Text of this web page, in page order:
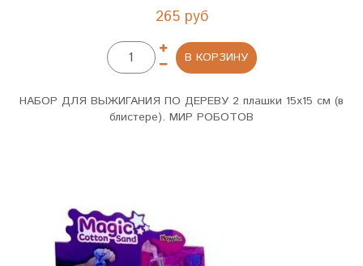
265 руб
В КОРЗИНУ
НАБОР ДЛЯ ВЫЖИГАНИЯ ПО ДЕРЕВУ 2 плашки 15х15 см (в
блистере). МИР РОБОТОВ